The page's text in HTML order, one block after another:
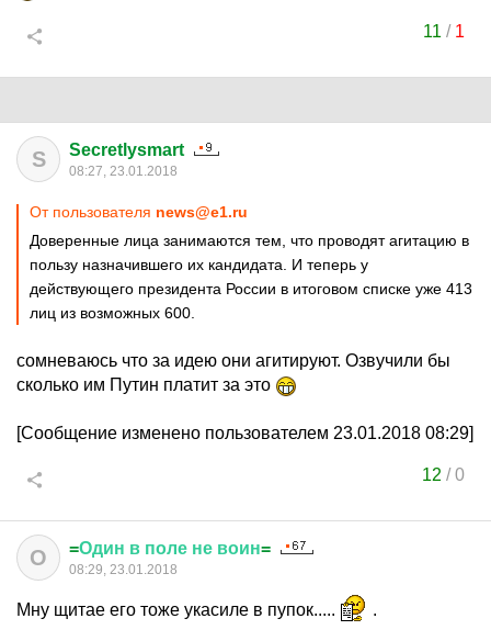
11 / 1
S Secretlysmart
08:27, 23.01.2018
От пользователя news@e1.ru
Доверенные лица занимаются тем, что проводят агитацию в
пользу назначившего их кандидата. И теперь у
действующего президента России в итоговом списке уже 413
лиц из возможных 600.
сомневаюсь что за идею они агитируют. Озвучили бы
сколько им Путин платит за это
[Сообщение изменено пользователем 23.01.2018 08:29]
12 /0
О =Один в поле не воин=
08:29, 23.01.2018
Мну щитае его тоже укасиле в пупок..... .